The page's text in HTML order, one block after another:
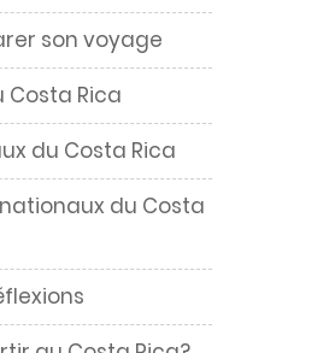
son voyage
Costa Rica
du Costa Rica
du Costa